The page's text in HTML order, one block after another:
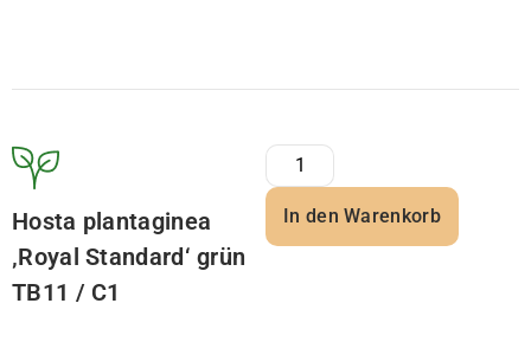
Hosta plantaginea
‚Royal Standard‘ grün
TB11 / C1
In den Warenkorb